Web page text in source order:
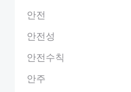
안전
안전성
안전수칙
안주